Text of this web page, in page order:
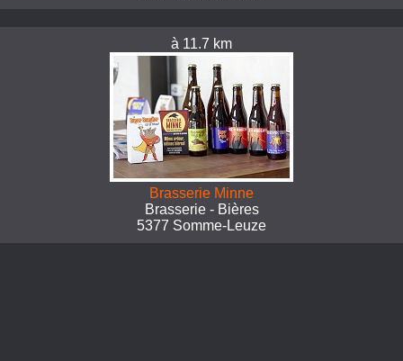
à 11.7 km
Brasserie Minne
Brasserie - Bières
5377 Somme-Leuze